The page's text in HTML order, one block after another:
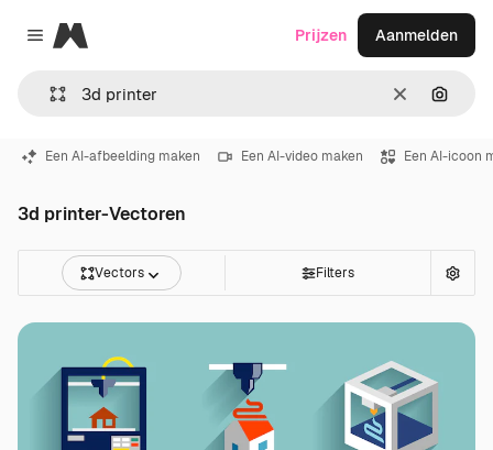
Close menu
Magnific
Wissen
Prijzen Aanmelden
Een AI-afbeelding maken Een AI-video maken Een AI-icoon
3d printer-Vectoren
Vectors Filters